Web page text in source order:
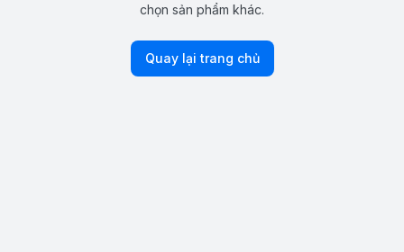
chọn sản phẩm khác.
Quay lại trang chủ